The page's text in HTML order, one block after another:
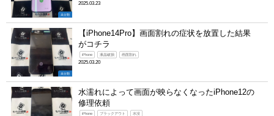
未分類
2025.03.23
未分類
【iPhone14Pro】画面割れの症状を放置した結果
がコチラ
iPhone 液晶破損 画面割れ
2025.03.20
水濡れによって画面が映らなくなったiPhone12の
修理依頼
iPhone ブラックアウト 水没